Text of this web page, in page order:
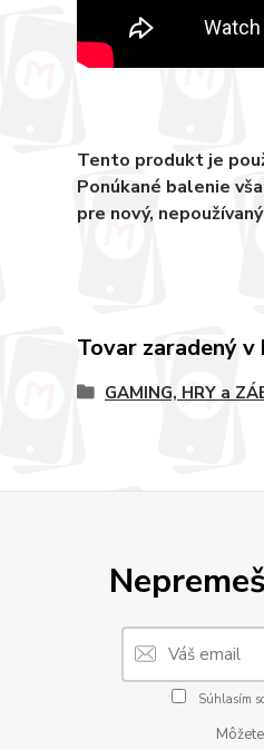
Tento produkt je
Ponúkané balenie
pre nový,
Tovar zaradený
GAMING, HRY a
Súhlasím